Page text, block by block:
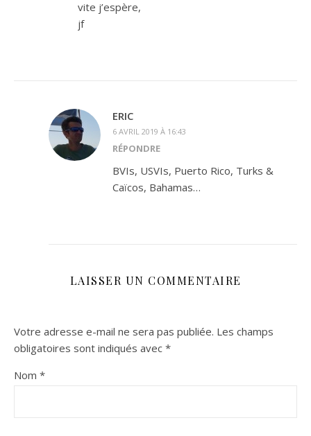
vite j’espère,
jf
ERIC
6 AVRIL 2019 À 16:43
RÉPONDRE
BVIs, USVIs, Puerto Rico, Turks &
Caïcos, Bahamas…
LAISSER UN COMMENTAIRE
Votre adresse e-mail ne sera pas publiée. Les champs
obligatoires sont indiqués avec *
Nom *